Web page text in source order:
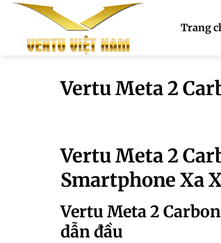
Trang
Vertu Meta 2
Vertu Meta 2
Smartphone Xa
Vertu Meta 2
dẫn đầu